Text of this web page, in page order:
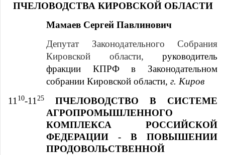
ПЧЕЛОВОДСТВА КИРОВСКОЙ ОБЛАСТИ
Мамаев Сергей Павлинович
Депутат Законодательного Собрания
Кировской области, руководитель
фракции КПРФ в Законодательном
собрании Кировской области, г. Киров
1110-1125
ПЧЕЛОВОДСТВО В СИСТЕМЕ
АГРОПРОМЫШЛЕННОГО
КОМПЛЕКСА РОССИЙСКОЙ
ФЕДЕРАЦИИ - В ПОВЫШЕНИИ
ПРОДОВОЛЬСТВЕННОЙ